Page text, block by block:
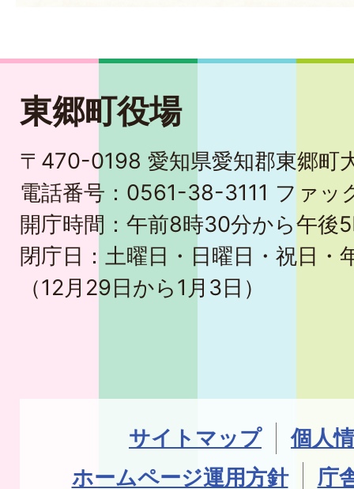
東郷町役場
〒470-0198 愛知県愛知郡東郷町
電話番号：0561-38-3111 ファ
開庁時間：午前8時30分から午後
閉庁日：土曜日・日曜日・祝日・
（12月29日から1月3日）
サイトマップ
個人
ホームページ運用方針
庁